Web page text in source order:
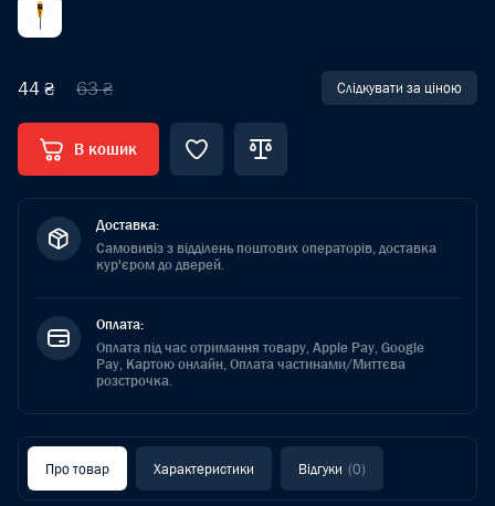
44 ₴ 63 ₴ Слідкувати за ціною
В кошик
Доставка:
Самовивіз з відділень поштових операторів, доставка
кур'єром до дверей.
Оплата:
Оплата під час отримання товару, Apple Pay, Google
Pay, Картою онлайн, Оплата частинами/Миттєва
розстрочка.
Про товар Характеристики Відгуки (0)